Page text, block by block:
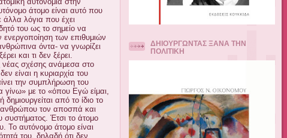
άτομο είναι αυτό που
άλλα λόγια που έχει
του ως το σημείο να
ενεργοποίηση των επιθυμιών
όντα- να γνωρίζει
και τι δεν ξέρει.
νέας σχέσης ανάμεσα στο
είναι η κυριαρχία του
την συμπλήρωση του
με το «όπου Εγώ είμαι,
από το ίδιο το
ανθρώπου τον αποσπά και
συστήματος. Έτσι το άτομο
Το αυτόνομο άτομο είναι
του, δηλαδή ότι δεν
ΔΗΙΟΥΡΓΩΝΤΑΣ ΞΑΝΑ ΤΗΝ
ΠΟΛΙΤΙΚΗ